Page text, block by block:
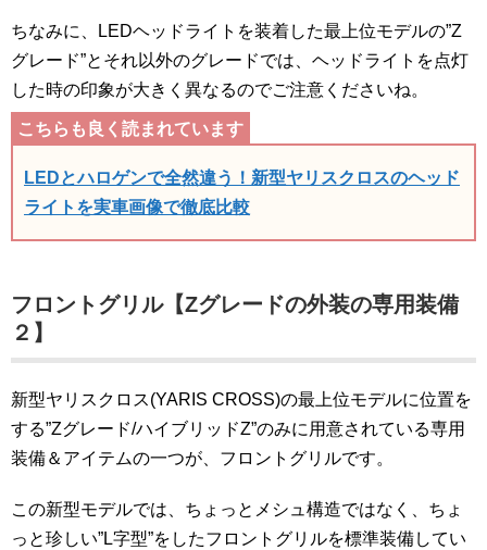
ちなみに、LEDヘッドライトを装着した最上位モデルの”Z
グレード”とそれ以外のグレードでは、ヘッドライトを点灯
した時の印象が大きく異なるのでご注意くださいね。
LEDとハロゲンで全然違う！新型ヤリスクロスのヘッド
ライトを実車画像で徹底比較
フロントグリル【Zグレードの外装の専用装備
２】
新型ヤリスクロス(YARIS CROSS)の最上位モデルに位置を
する”Zグレード/ハイブリッドZ”のみに用意されている専用
装備＆アイテムの一つが、フロントグリルです。
この新型モデルでは、ちょっとメシュ構造ではなく、ちょ
っと珍しい”L字型”をしたフロントグリルを標準装備してい